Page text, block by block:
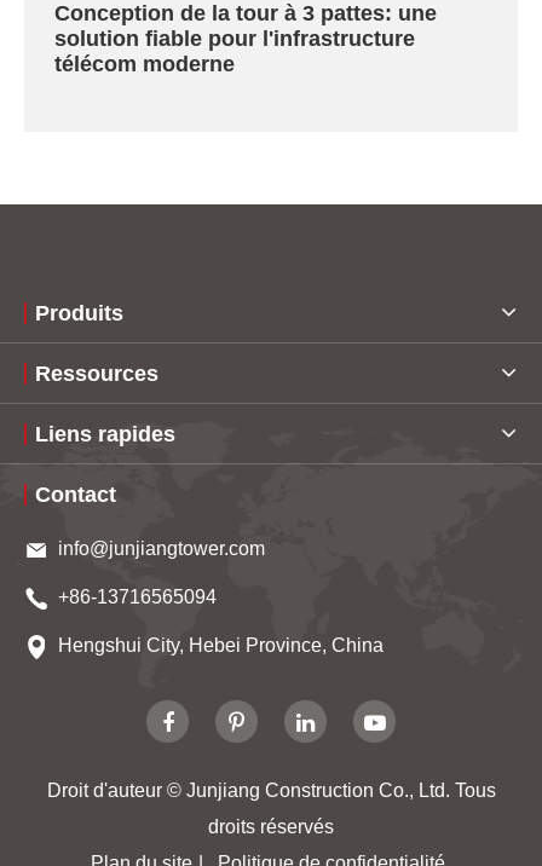
Conception de la tour à 3 pattes: une
solution fiable pour l'infrastructure
télécom moderne
Produits
Ressources
Liens rapides
Contact
info@junjiangtower.com
+86-13716565094
Hengshui City, Hebei Province, China
Droit d'auteur © Junjiang Construction Co., Ltd. Tous
droits réservés